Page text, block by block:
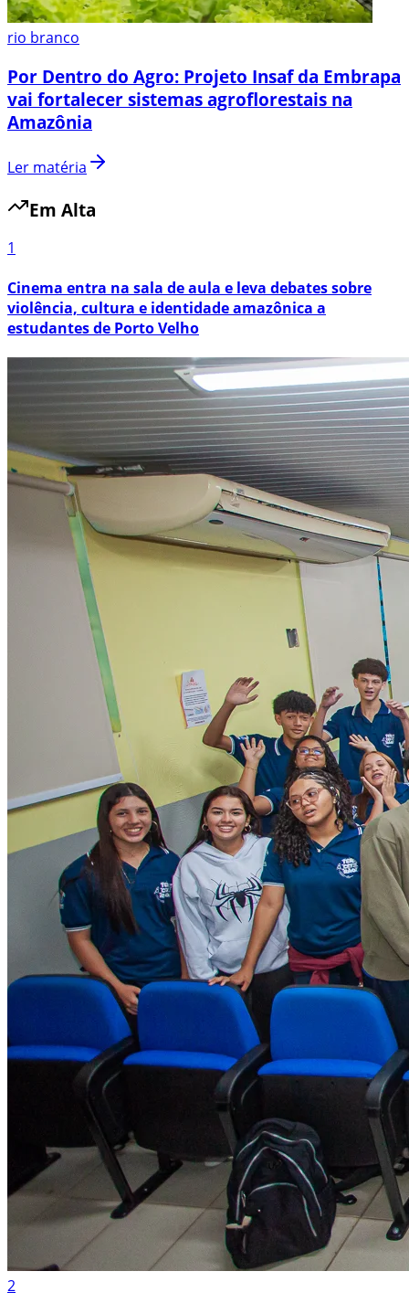
rio branco
Por Dentro do Agro: Projeto Insaf da Embrapa
vai fortalecer sistemas agroflorestais na
Amazônia
Ler matéria
Em Alta
1
Cinema entra na sala de aula e leva debates sobre
violência, cultura e identidade amazônica a
estudantes de Porto Velho
2